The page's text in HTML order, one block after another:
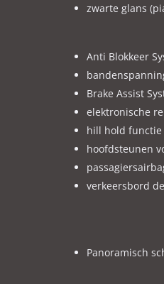
zwarte glans
Anti Blokkeer
Brake Assist
elektronische
hill hold functie
hoofdsteunen
verkeersbord
Panoramisch